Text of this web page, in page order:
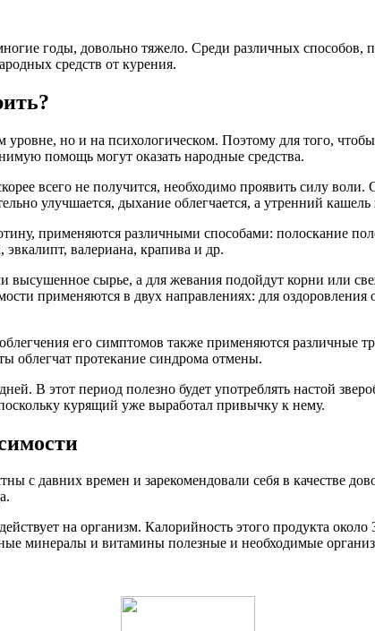
годы, довольно тяжело. Среди различных
средств от курения.
уровне, но и на психологическом. Поэтому для того,
помощь могут оказать народные средства.
всего не получится, необходимо проявить силу
улучшается, дыхание облегчается, а утренний
применяются различными способами: полоскание
валериана, крапива и др.
высушенное сырье, а для жевания подойдут корни или
применяются в двух направлениях: для
его симптомов также применяются различные
облегчат протекание синдрома отмены.
В этот период полезно будет употреблять настой
курящий уже выработал привычку к нему.
с давних времен и зарекомендовали себя в качестве
на организм. Калорийность этого продукта
минералы и витамины полезные и необходимые